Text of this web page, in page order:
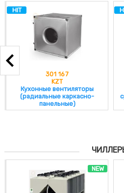
HIT
301 167
KZT
Кухонные вентиляторы
(радиальные каркасно-
панельные)
NEW